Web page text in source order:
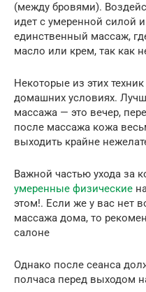
(между бровями).
идет с умеренной силой
единственный массаж,
масло или крем, так как
Некоторые из этих
домашних условиях.
массажа — это вечер,
после массажа кожа
выходить крайне
Важной частью ухода за
умеренные физические
этом!. Если же у вас нет
массажа дома, то
салоне
Однако после сеанса
полчаса перед выходом